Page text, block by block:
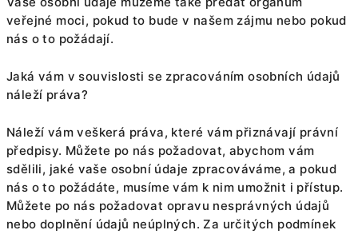
veřejné moci, pokud to bude v našem zájmu nebo pokud
nás o to požádají.
Jaká vám v souvislosti se zpracováním osobních údajů
náleží práva?
Náleží vám veškerá práva, které vám přiznávají právní
předpisy. Můžete po nás požadovat, abychom vám
sdělili, jaké vaše osobní údaje zpracováváme, a pokud
nás o to požádáte, musíme vám k nim umožnit i přístup.
Můžete po nás požadovat opravu nesprávných údajů
nebo doplnění údajů neúplných. Za určitých podmínek